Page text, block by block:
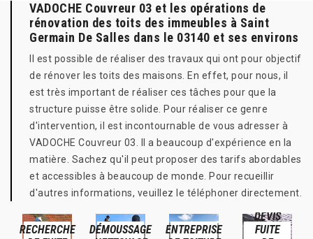
VADOCHE Couvreur 03 et les opérations de
rénovation des toits des immeubles à Saint
Germain De Salles dans le 03140 et ses environs
Il est possible de réaliser des travaux qui ont pour objectif
de rénover les toits des maisons. En effet, pour nous, il
est très important de réaliser ces tâches pour que la
structure puisse être solide. Pour réaliser ce genre
d'intervention, il est incontournable de vous adresser à
VADOCHE Couvreur 03. Il a beaucoup d'expérience en la
matière. Sachez qu'il peut proposer des tarifs abordables
et accessibles à beaucoup de monde. Pour recueillir
d'autres informations, veuillez le téléphoner directement.
RECHERCHE
DÉMOUSSAGE
ENTREPRISE
DEVIS
FUITE